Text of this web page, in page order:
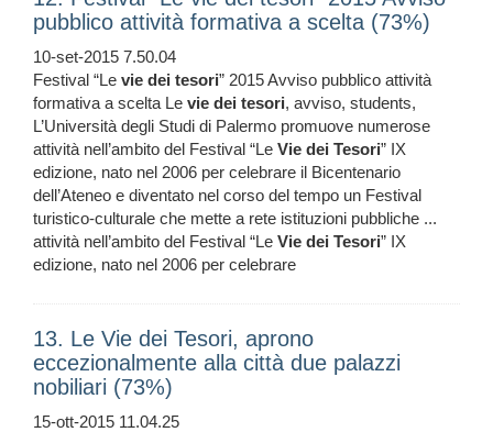
pubblico attività formativa a scelta (73%)
10-set-2015 7.50.04
Festival “Le vie dei tesori” 2015 Avviso pubblico attività
formativa a scelta Le vie dei tesori, avviso, students,
L’Università degli Studi di Palermo promuove numerose
attività nell’ambito del Festival “Le Vie dei Tesori” IX
edizione, nato nel 2006 per celebrare il Bicentenario
dell’Ateneo e diventato nel corso del tempo un Festival
turistico-culturale che mette a rete istituzioni pubbliche ...
attività nell’ambito del Festival “Le Vie dei Tesori” IX
edizione, nato nel 2006 per celebrare
13. Le Vie dei Tesori, aprono
eccezionalmente alla città due palazzi
nobiliari (73%)
15-ott-2015 11.04.25